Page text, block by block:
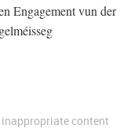
Engagement vun der
content